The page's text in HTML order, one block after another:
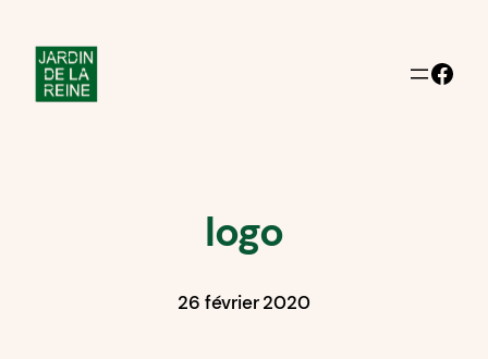
contenu
Facebook
logo
26 février 2020